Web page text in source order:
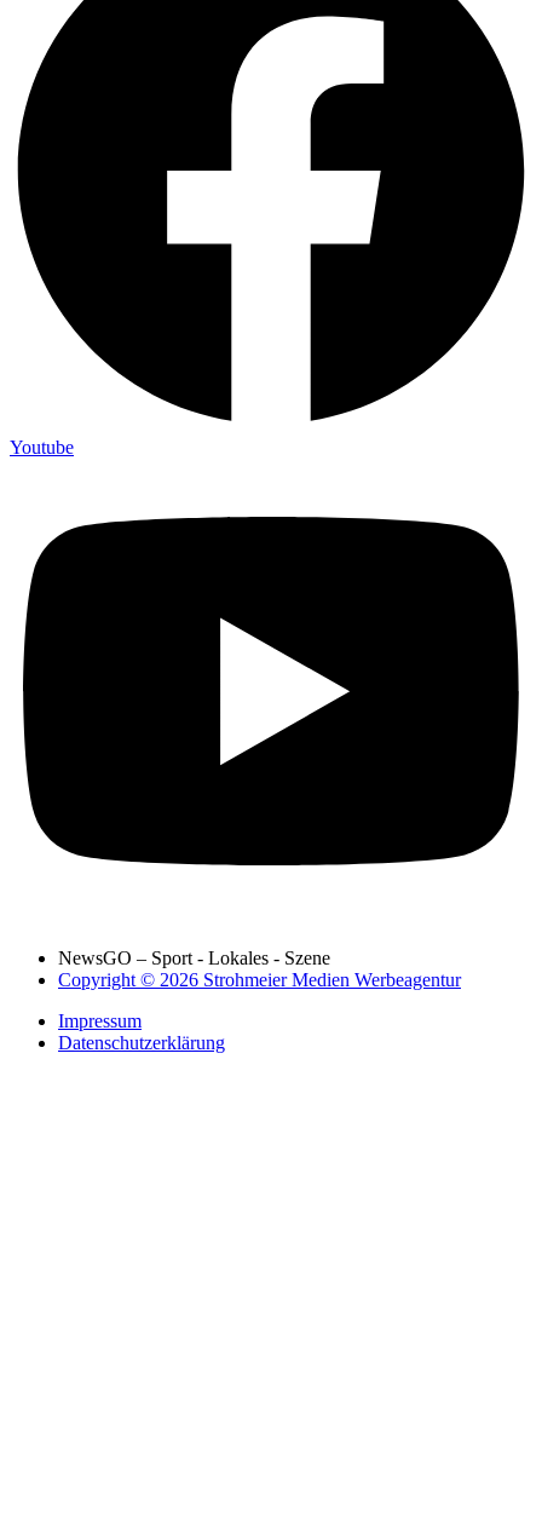
Youtube
NewsGO – Sport - Lokales - Szene
Copyright © 2026 Strohmeier Medien Werbeagentur
Impressum
Datenschutzerklärung